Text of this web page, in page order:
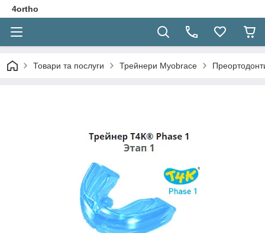
4ortho
Товари та послуги Трейнери Myobrace